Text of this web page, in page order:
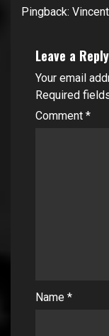
Pingback:
Leave a Reply
Your email
Required
Comment *
Name *